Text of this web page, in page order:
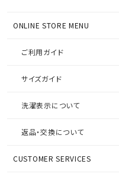
ONLINE STORE MENU
ご利用ガイド
サイズガイド
洗濯表示について
返品・交換について
CUSTOMER SERVICES